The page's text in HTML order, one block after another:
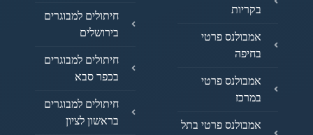
בקריות
אמבולנס פרטי
בחיפה
אמבולנס פרטי
במרכז
אמבולנס פרטי בתל
חיתולים למבוגרים
בירושלים
חיתולים למבוגרים
בכפר סבא
חיתולים למבוגרים
בראשון לציון